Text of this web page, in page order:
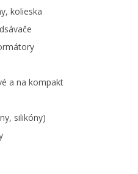
kolieska
a na kompakt
silikóny)